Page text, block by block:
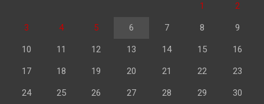
1 2
3 4 5 6 7 8 9
10 11 12 13 14 15 16
17 18 19 20 21 22 23
24 25 26 27 28 29 30